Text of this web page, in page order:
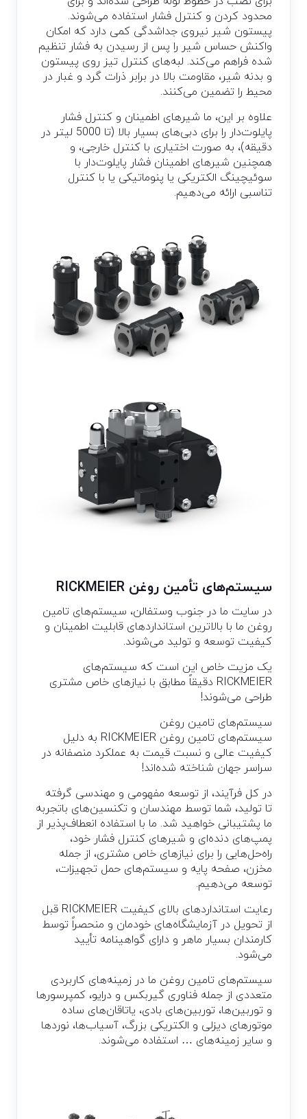
محدود کردن و کنترل فشار استفاده می‌شوند.
پیستون شیر نیروی جداشدگی کمی دارد که امکان
واکنش حساس شیر را پس از رسیدن به فشار تنظیم
شده فراهم می‌کند. لبه‌های کنترل تیز روی پیستون
و بدنه شیر، مقاومت بالا در برابر ذرات گرد و غبار در
محیط را تضمین می‌کنند.
علاوه بر این، ما شیرهای اطمینان و کنترل فشار
پایلوت‌دار را برای دبی‌های بسیار بالا (تا 5000 لیتر در
دقیقه)، به صورت اختیاری با کنترل خارجی، و
همچنین شیرهای اطمینان فشار پایلوت‌دار با
سوئیچینگ الکتریکی یا پنوماتیکی یا با کنترل
تناسبی ارائه می‌دهیم.
سیستم‌های تأمین روغن RICKMEIER
در سایت ما در جنوب وستفالن، سیستم‌های تامین
روغن ما با بالاترین استانداردهای قابلیت اطمینان و
کیفیت توسعه و تولید می‌شوند.
یک مزیت خاص این است که سیستم‌های
RICKMEIER دقیقاً مطابق با نیازهای خاص مشتری
طراحی می‌شوند!
سیستم‌های تامین روغن
سیستم‌های تامین روغن RICKMEIER به دلیل
کیفیت عالی و نسبت قیمت به عملکرد منصفانه در
سراسر جهان شناخته شده‌اند!
در کل فرآیند، از توسعه مفهومی و مهندسی گرفته
تا تولید، شما توسط مهندسان و تکنسین‌های باتجربه
ما پشتیبانی خواهید شد. ما با استفاده انعطاف‌پذیر از
پمپ‌های دنده‌ای و شیرهای کنترل فشار خود،
راه‌حل‌هایی را برای نیازهای خاص مشتری، از جمله
مخزن، صفحه پایه و سیستم‌های حمل تجهیزات،
توسعه می‌دهیم.
رعایت استانداردهای بالای کیفیت RICKMEIER قبل
از تحویل در آزمایشگاه‌های خودمان و منحصراً توسط
کارمندان بسیار ماهر و دارای گواهینامه تأیید
می‌شود.
سیستم‌های تامین روغن ما در زمینه‌های کاربردی
متعددی از جمله فناوری گیربکس و درایو، کمپرسورها
و توربین‌ها، توربین‌های بادی، یاتاقان‌های ساده
موتورهای دیزلی و الکتریکی بزرگ، آسیاب‌ها، نوردها
و سایر زمینه‌های … استفاده می‌شوند.